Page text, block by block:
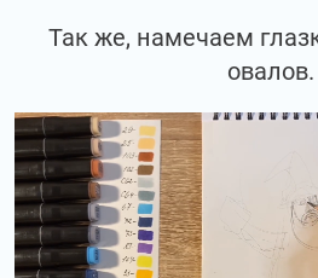
Так же, намечаем
овалов.